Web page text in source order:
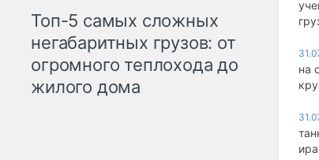
Топ-5 самых сложных
негабаритных грузов: от
огромного теплохода до
жилого дома
на